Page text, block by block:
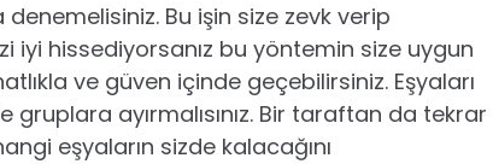
Bu işin size zevk verip
iyi hissediyorsanız bu yöntemin size uygun
ve güven içinde geçebilirsiniz. Eşyaları
ayırmalısınız. Bir taraftan da tekrar
eşyaların sizde kalacağını